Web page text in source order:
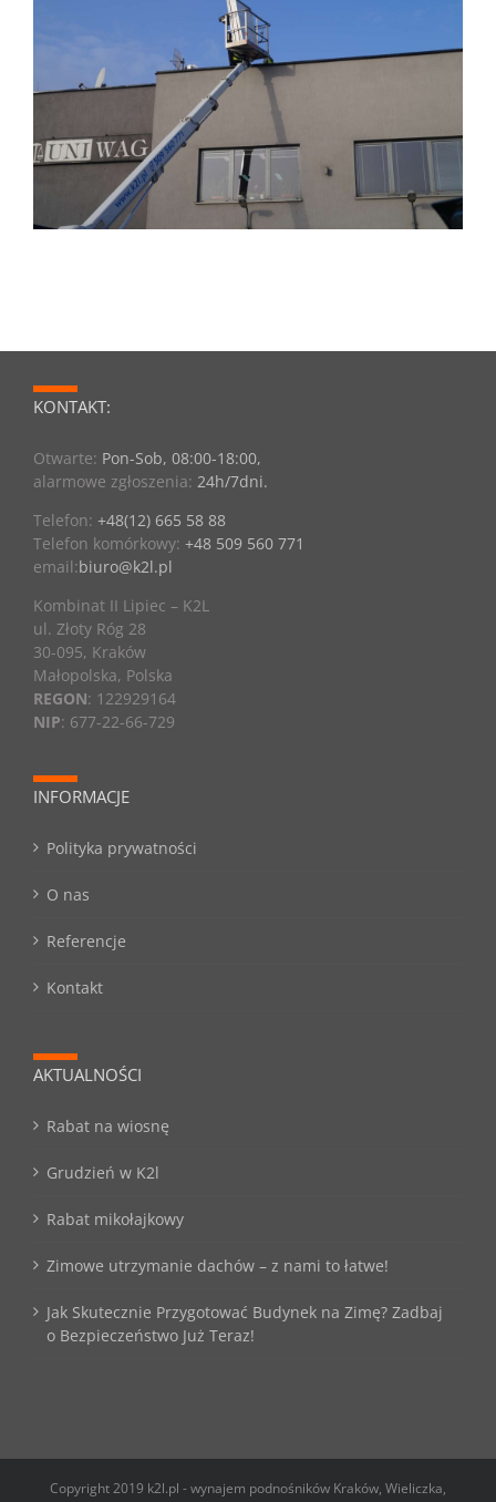
KONTAKT:
Otwarte: Pon-Sob, 08:00-18:00,
alarmowe zgłoszenia: 24h/7dni.
Telefon: +48(12) 665 58 88
Telefon komórkowy: +48 509 560 771
email:biuro@k2l.pl
Kombinat II Lipiec – K2L
ul. Złoty Róg 28
30-095, Kraków
Małopolska, Polska
REGON: 122929164
NIP: 677-22-66-729
INFORMACJE
Polityka prywatności
O nas
Referencje
Kontakt
AKTUALNOŚCI
Rabat na wiosnę
Grudzień w K2l
Rabat mikołajkowy
Zimowe utrzymanie dachów – z nami to łatwe!
Jak Skutecznie Przygotować Budynek na Zimę? Zadbaj
o Bezpieczeństwo Już Teraz!
Copyright 2019 k2l.pl - wynajem podnośników Kraków, Wieliczka,